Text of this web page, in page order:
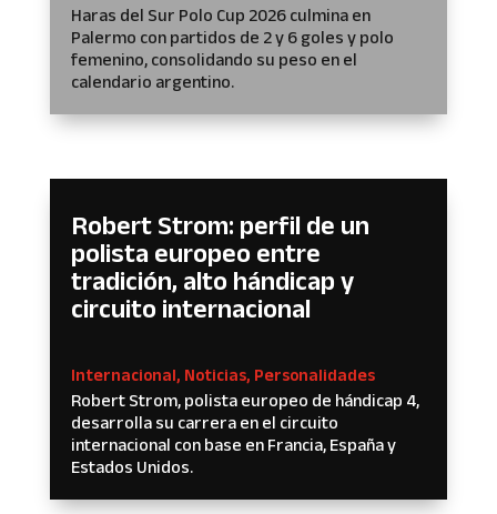
Haras del Sur Polo Cup 2026 culmina en
Palermo con partidos de 2 y 6 goles y polo
femenino, consolidando su peso en el
calendario argentino.
Robert Strom: perfil de un
polista europeo entre
tradición, alto hándicap y
circuito internacional
Internacional, Noticias, Personalidades
Robert Strom, polista europeo de hándicap 4,
desarrolla su carrera en el circuito
internacional con base en Francia, España y
Estados Unidos.